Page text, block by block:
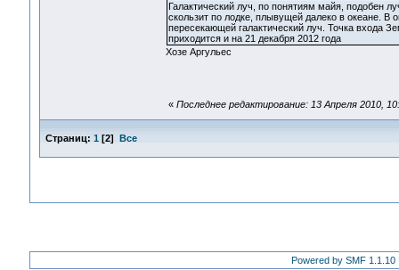
Галактический луч, по понятиям майя, подобен
скользит по лодке, плывущей далеко в океане.
пересекающей галактический луч. Точка входа
приходится и на 21 декабря 2012 года
Хозе Аргульес
« Последнее редактирование: 13 Апреля 2010,
Страниц: 1 [2] Все
Powered by SMF 1.1.10